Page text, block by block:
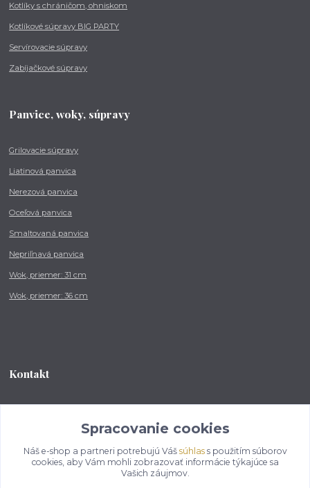
Kotlíky s chráničom, ohniskom
Kotlíkové súpravy BIG PARTY
Servírovacie súpravy
Zabíjačkové súpravy
Panvice, woky, súpravy
Grilovacie súpravy
Liatinová panvica
Nerezová panvica
Oceľová panvica
Smaltovaná panvica
Nepriľnavá panvica
Wok, priemer: 31 cm
Wok, priemer: 36 cm
Kontakt
od 8:00 - do 16:00 hod
info@kotlikovesupravy.sk
Spracovanie cookies
Náš e-shop a partneri potrebujú Váš súhlass použitím súborov
cookies, aby Vám mohli zobrazovať informácie týkajúce sa
Vašich záujmov.